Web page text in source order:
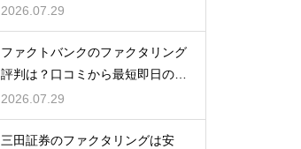
門性を確認
2026.07.29
ファクトバンクのファクタリング
評判は？口コミから最短即日の入
金を検証
2026.07.29
三田証券のファクタリングは安